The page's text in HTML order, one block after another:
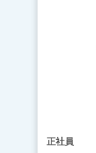
正社員